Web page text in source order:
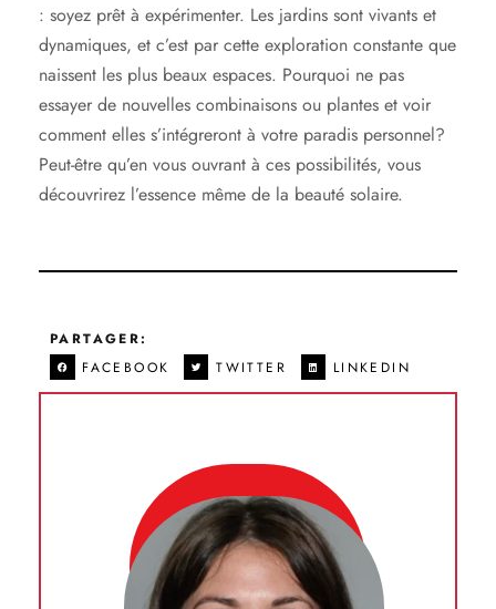
: soyez prêt à expérimenter. Les jardins sont vivants et
dynamiques, et c’est par cette exploration constante que
naissent les plus beaux espaces. Pourquoi ne pas
essayer de nouvelles combinaisons ou plantes et voir
comment elles s’intégreront à votre paradis personnel?
Peut-être qu’en vous ouvrant à ces possibilités, vous
découvrirez l’essence même de la beauté solaire.
PARTAGER:
FACEBOOK
TWITTER LINKEDIN